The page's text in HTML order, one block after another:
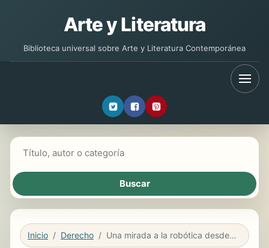
Arte y Literatura
Biblioteca universal sobre Arte y Literatura Contemporánea
Inicio Derecho Una mirada a la robótica desde los derechos humanos